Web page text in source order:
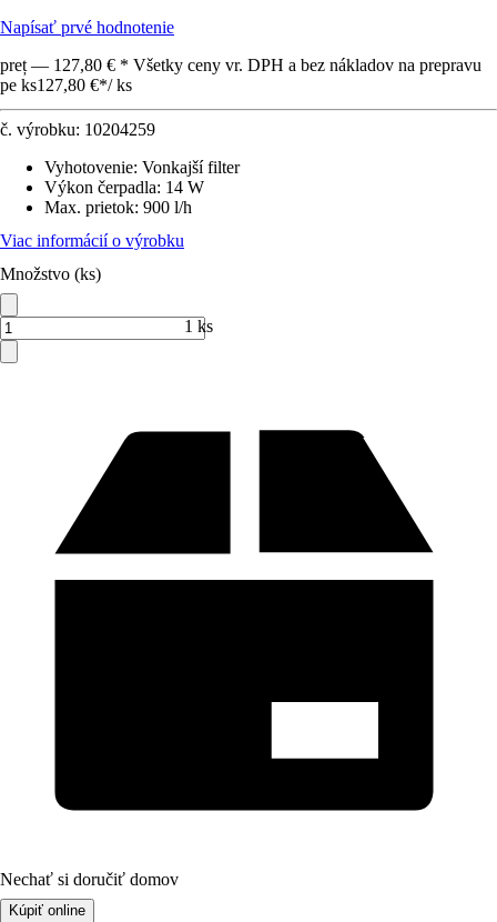
Napísať prvé hodnotenie
preț — 127,80 € * Všetky ceny vr. DPH a bez nákladov na prepravu
pe ks127,80 €*/ ks
č. výrobku: 10204259
Vyhotovenie: Vonkajší filter
Výkon čerpadla: 14 W
Max. prietok: 900 l/h
Viac informácií o výrobku
Množstvo (ks)
1 ks
Nechať si doručiť domov
Kúpiť online